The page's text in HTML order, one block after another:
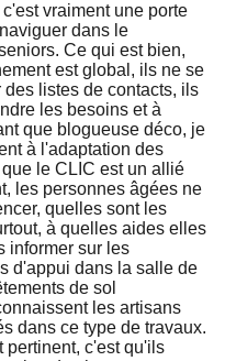
vraiment une porte
dans le
Ce qui est bien,
est global, ils ne se
listes de contacts, ils
les besoins et à
que blogueuse déco, je
à l'adaptation des
le CLIC est un allié
les personnes âgées ne
quelles sont les
à quelles aides elles
informer sur les
d'appui dans la salle de
de sol
les artisans
dans ce type de travaux.
pertinent, c'est qu'ils